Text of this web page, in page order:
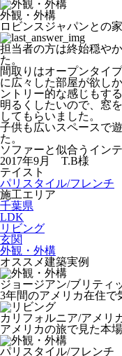
外観・外構
ロビンスジャパンとの
担当者の方は終始穏や
た。
間取りはオープンタイ
に広々した部屋が欲し
ントリー的な感じもす
明るくしたいので、窓
してもらいました。
子供も広いスペースで
た。
ソファーと似合うイン
2017年9月 T.B様
テイスト
パリスタイル/フレンチ
施工エリア
千葉県
LDK
リビング
玄関
外観・外構
オススメ建築実例
ジョージアン/ブリティ
3年間のアメリカ在住で
カリフォルニア/アメリ
アメリカの旅で見た本
パリスタイル/フレンチ